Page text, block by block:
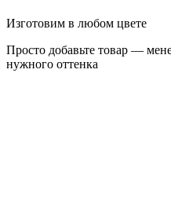
Изготовим в любом цвете
Просто добавьте товар —
нужного оттенка